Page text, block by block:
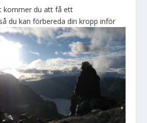
kommer du att få ett
du kan förbereda din kropp inför